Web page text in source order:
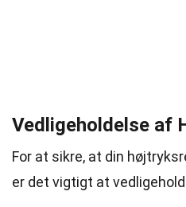
Vedligeholdelse af
For at sikre, at din
er det vigtigt at